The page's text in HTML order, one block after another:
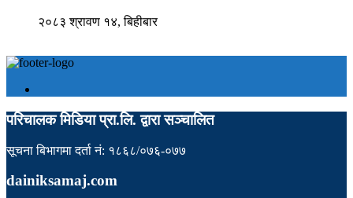
२०८३ श्रावण १४, बिहीबार
परिचालक मिडिया प्रा.लि. द्वारा सञ्चालित
सूचना बिभागमा दर्ता नं: १८६८/०७६-०७७
dainiksamaj.com